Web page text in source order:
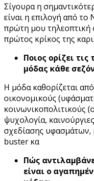
Σίγουρα η
είναι η επιλογή από
πρώτη μου τηλεοπτική
πρώτος κρίκος της
Ποιος ορίζει
μόδας κάθε
Η μόδα καθορίζεται
οικονομικούς
κοινωνικοπολιτικούς
ψυχολογία,
σχεδίασης υφασμάτων,
buster κα
Πώς
είναι ο